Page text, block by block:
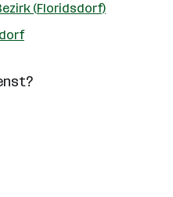
(Floridsdorf)